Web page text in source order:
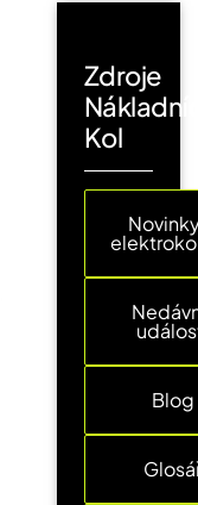
Zdroje
Kol
Blog